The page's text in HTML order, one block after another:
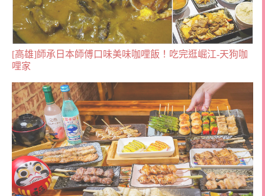
[高雄]師承日本師傅口味美味咖哩飯！吃完逛崛江-天狗咖
哩家